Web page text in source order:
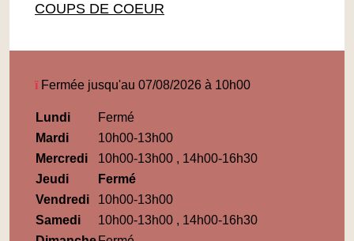
COUPS DE COEUR
Fermée jusqu'au 07/08/2026 à 10h00
Horaires
Médiathèque
Maupassant
Lundi
Fermé
Mardi
10h00-13h00
Mercredi
10h00-13h00 , 14h00-16h30
Jeudi
Fermé
Vendredi
10h00-13h00
Samedi
10h00-13h00 , 14h00-16h30